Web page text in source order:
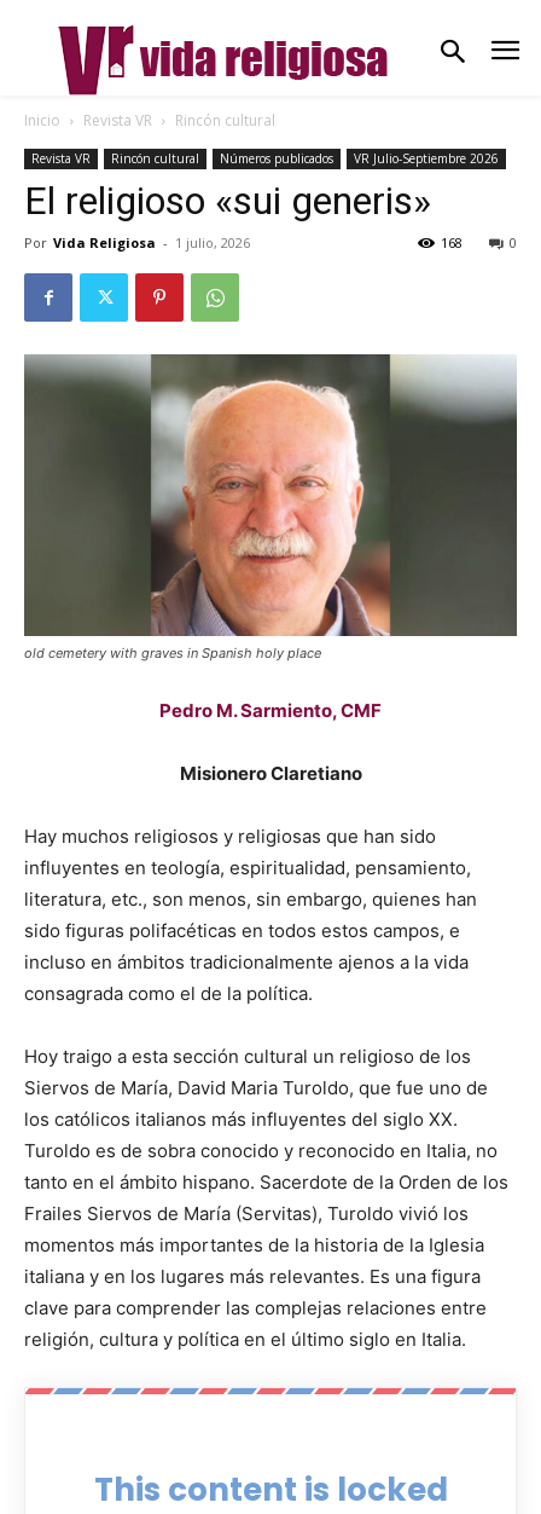
Inicio Revista VR Rincón cultural
Revista VR Rincón cultural Números publicados VR Julio-Septiembre 2026
El religioso «sui generis»
Por Vida Religiosa - 1 julio, 2026 0
168
old cemetery with graves in Spanish holy place
Pedro M. Sarmiento, CMF
Misionero Claretiano
Hay muchos religiosos y religiosas que han sido
influyentes en teología, espiritualidad, pensamiento,
literatura, etc., son menos, sin embargo, quienes han
sido figuras polifacéticas en todos estos campos, e
incluso en ámbitos tradicionalmente ajenos a la vida
consagrada como el de la política.
Hoy traigo a esta sección cultural un religioso de los
Siervos de María, David Maria Turoldo, que fue uno de
los católicos italianos más influyentes del siglo XX.
Turoldo es de sobra conocido y reconocido en Italia, no
tanto en el ámbito hispano. Sacerdote de la Orden de los
Frailes Siervos de María (Servitas), Turoldo vivió los
momentos más importantes de la historia de la Iglesia
italiana y en los lugares más relevantes. Es una figura
clave para comprender las complejas relaciones entre
religión, cultura y política en el último siglo en Italia.
This content is locked